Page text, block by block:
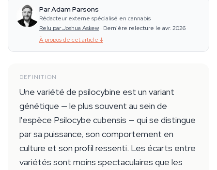
Par Adam Parsons
Rédacteur externe spécialisé en cannabis
Relu par Joshua Askew · Dernière relecture le avr. 2026
À propos de cet article ↓
DEFINITION
Une variété de psilocybine est un variant
génétique — le plus souvent au sein de
l'espèce Psilocybe cubensis — qui se distingue
par sa puissance, son comportement en
culture et son profil ressenti. Les écarts entre
variétés sont moins spectaculaires que les